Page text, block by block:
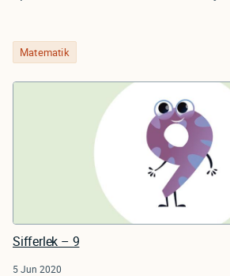
Matematik
Sifferlek – 9
5 Jun 2020